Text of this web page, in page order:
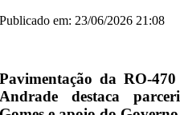
Publicado em: 23/06/2026 21:08
Pavimentação da RO-
Andrade destaca